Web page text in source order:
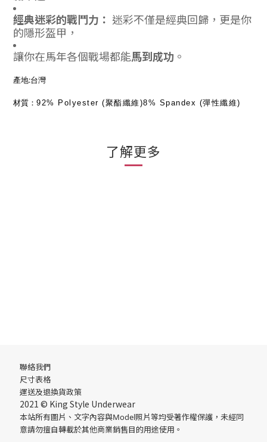
經典迷彩的戰鬥力： 迷彩不僅是經典回歸， 更是你
的隱形盔甲，
讓你在馬年各個戰場都能馬到成功 。
產地:台灣
材質： 92% Polyester (聚酯纖維)8% Spandex (彈性纖維)
了解更多
聯絡我們
尺寸表格
運送及退換貨政策
2021 © King Style Underwear
本站所有圖片、文字內容與Model照片等均受著作權保護，未經同
意請勿擅自轉載於其他商業銷售目的用途使用。